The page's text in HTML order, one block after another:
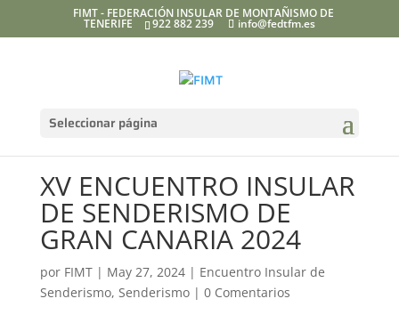
FIMT - FEDERACIÓN INSULAR DE MONTAÑISMO DE
TENERIFE 922 882 239 info@fedtfm.es
Seleccionar página
XV ENCUENTRO INSULAR
DE SENDERISMO DE
GRAN CANARIA 2024
por FIMT| May 27, 2024| Encuentro Insular de
Senderismo, Senderismo| 0 Comentarios